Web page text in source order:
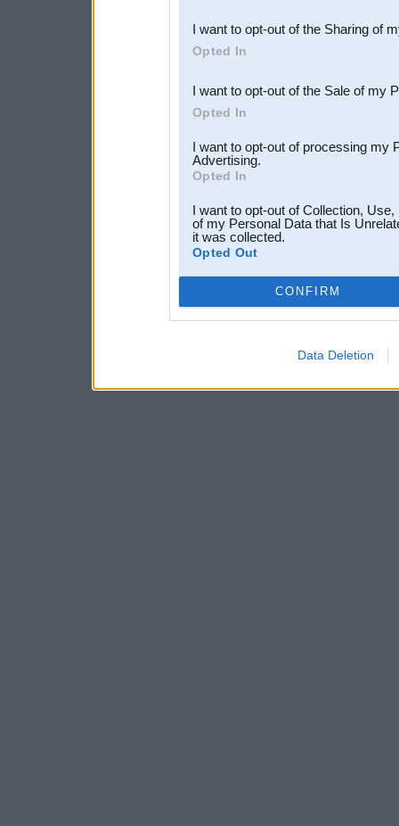
Downstream Participants
third parties.
I want to opt-out of the Sharing of
Opted In
I want to opt-out of the Sale of my
Opted In
I want to opt-out of processing my
Advertising.
Opted In
I want to opt-out of Collection,
of my Personal Data that Is
it was collected.
Opted Out
CONFIRM
Data Deletion